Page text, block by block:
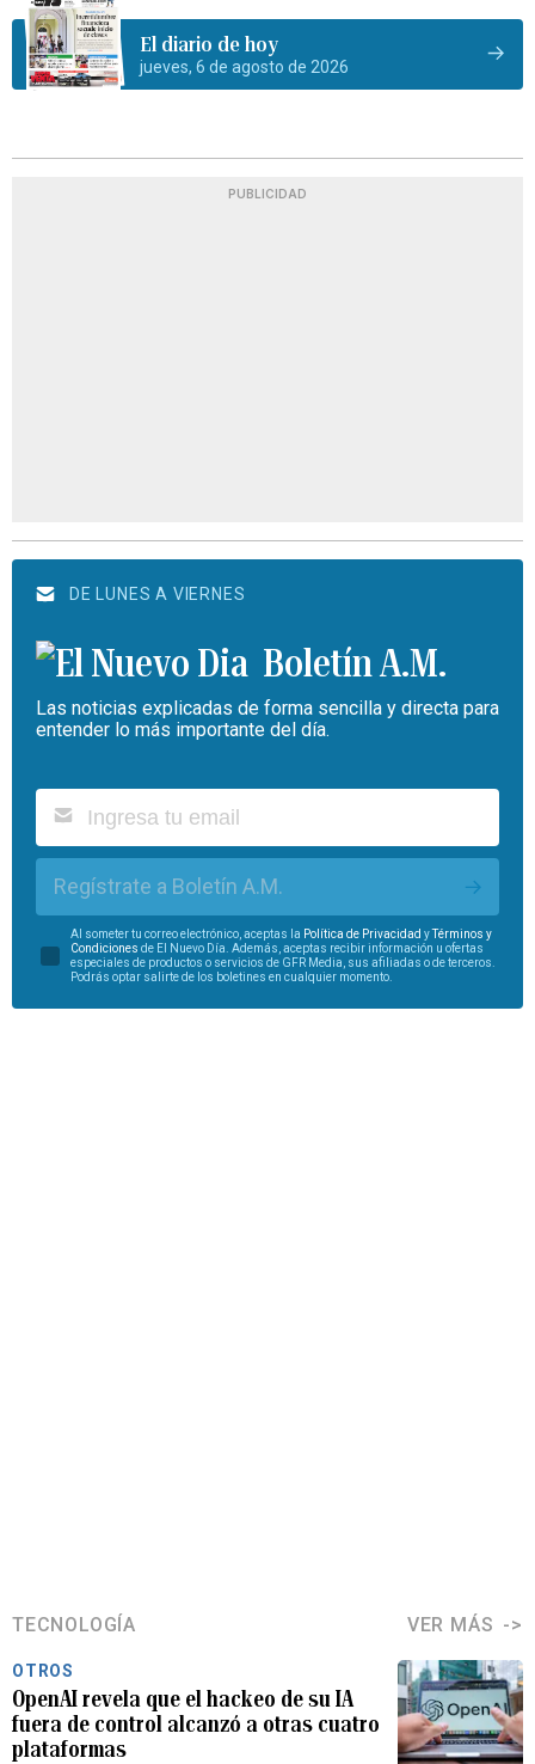
El diario de hoy
jueves, 6 de agosto de 2026
PUBLICIDAD
DE LUNES A VIERNES
Boletín A.M.
Las noticias explicadas de forma sencilla y directa para
entender lo más importante del día.
Regístrate a Boletín A.M.
Al someter tu correo electrónico, aceptas la Política de Privacidad yTérminos y
Condiciones de El Nuevo Día. Además, aceptas recibir información u ofertas
especiales de productos o servicios de GFR Media, sus afiliadas o de terceros.
Podrás optar salirte de los boletines en cualquier momento.
TECNOLOGÍA VER MÁS
OTROS
OpenAI revela que el hackeo de su IA
fuera de control alcanzó a otras cuatro
plataformas